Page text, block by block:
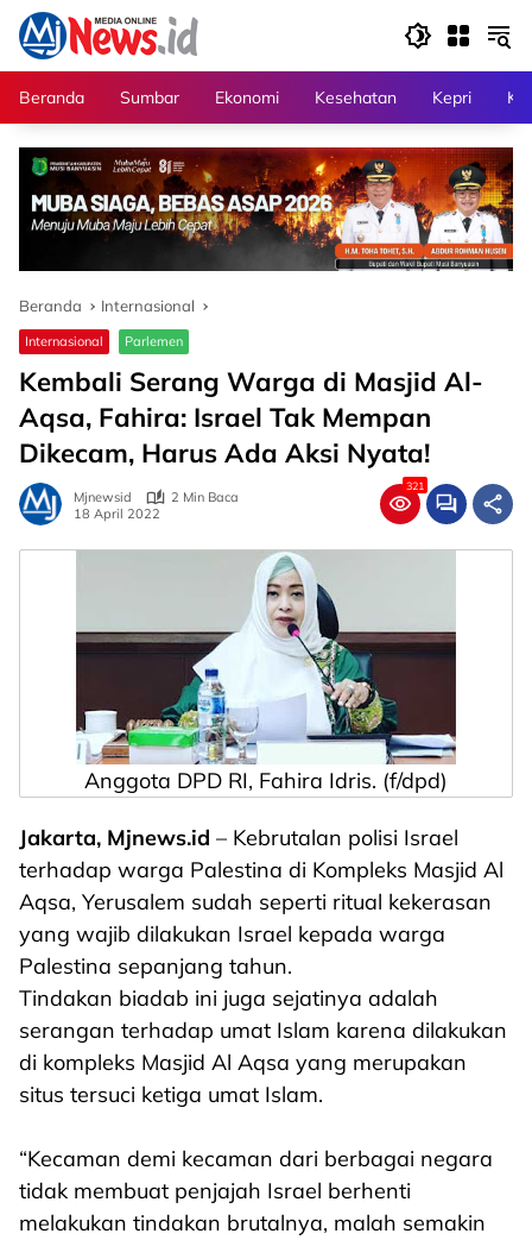
Langsung
konten
Beranda
Sumbar Ekonomi Kesehatan Kepri
Beranda Internasional
Internasional Parlemen
Kembali Serang Warga di Masjid Al-
Aqsa, Fahira: Israel Tak Mempan
Dikecam, Harus Ada Aksi Nyata!
Mjnewsid
2 Min Baca
18 April 2022
321
Anggota DPD RI, Fahira Idris. (f/dpd)
Jakarta, Mjnews.id – Kebrutalan polisi Israel
terhadap warga Palestina di Kompleks Masjid Al
Aqsa, Yerusalem sudah seperti ritual kekerasan
yang wajib dilakukan Israel kepada warga
Palestina sepanjang tahun.
Tindakan biadab ini juga sejatinya adalah
serangan terhadap umat Islam karena dilakukan
di kompleks Masjid Al Aqsa yang merupakan
situs tersuci ketiga umat Islam.
“Kecaman demi kecaman dari berbagai negara
tidak membuat penjajah Israel berhenti
melakukan tindakan brutalnya, malah semakin